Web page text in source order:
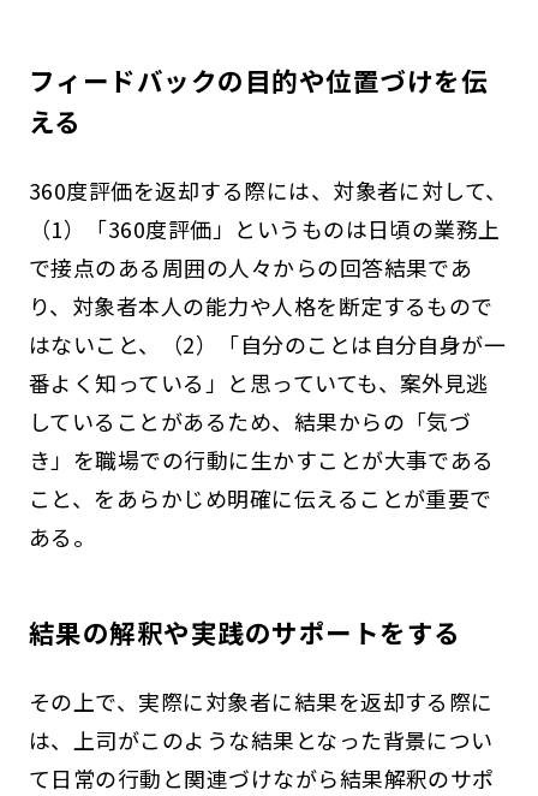
フィードバックの目的や位置づけを伝
える
360度評価を返却する際には、対象者に対して、
（1）「360度評価」というものは日頃の業務上
で接点のある周囲の人々からの回答結果であ
り、対象者本人の能力や人格を断定するもので
はないこと、（2）「自分のことは自分自身が一
番よく知っている」と思っていても、案外見逃
していることがあるため、結果からの「気づ
き」を職場での行動に生かすことが大事である
こと、をあらかじめ明確に伝えることが重要で
ある。
結果の解釈や実践のサポートをする
その上で、実際に対象者に結果を返却する際に
は、上司がこのような結果となった背景につい
て日常の行動と関連づけながら結果解釈のサポ